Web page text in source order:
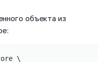
объекта из
\